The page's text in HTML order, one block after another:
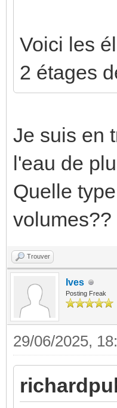
--
grey;
--
grey;
--
14px;
--
p_kwh')
}}
Voici les
2 étages
Je suis en
l'eau de
Quelle
volumes??
Trouver
Ives
Posting Freak
29/06/2025,